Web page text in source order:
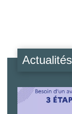
Actualités